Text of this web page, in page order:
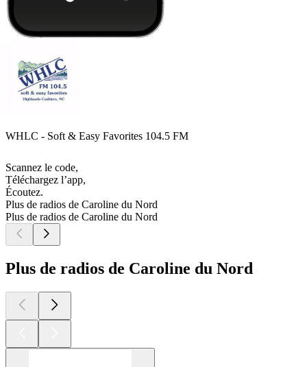
WHLC - Soft & Easy Favorites 104.5 FM
Scannez le code,
Téléchargez l’app,
Écoutez.
Plus de radios de Caroline du Nord
Plus de radios de Caroline du Nord
Plus de radios de Caroline du Nord